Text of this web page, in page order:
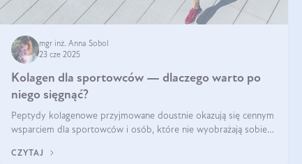
mgr inż. Anna Sobol
23 cze 2025
Kolagen dla sportowców — dlaczego warto po
niego sięgnąć?
Peptydy kolagenowe przyjmowane doustnie okazują się cennym
wsparciem dla sportowców i osób, które nie wyobrażają sobie
CZYTAJ